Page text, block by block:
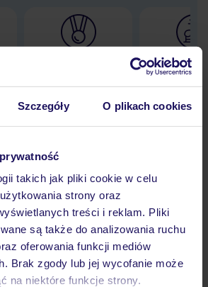
Szczegóły O plikach cookies
takich jak pliki cookie w celu
strony oraz
treści i reklam. Pliki
są także do analizowania ruchu
oferowania funkcji mediów
Brak zgody lub jej wycofanie może
na niektóre funkcje strony.
30 lat w